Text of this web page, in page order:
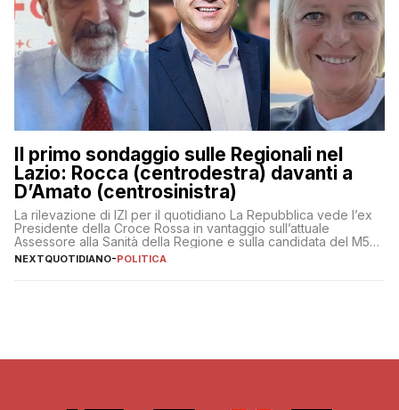
Il primo sondaggio sulle Regionali nel
Lazio: Rocca (centrodestra) davanti a
D’Amato (centrosinistra)
La rilevazione di IZI per il quotidiano La Repubblica vede l’ex
Presidente della Croce Rossa in vantaggio sull’attuale
Assessore alla Sanità della Regione e sulla candidata del M5S
Donatella Bianchi
NEXTQUOTIDIANO-POLITICA